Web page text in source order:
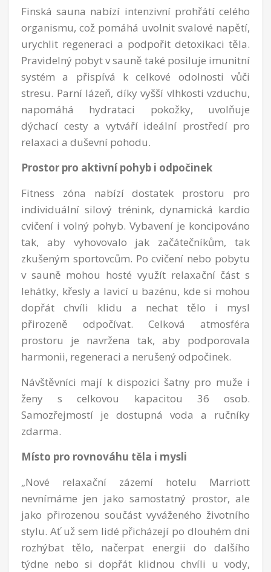
Finská sauna nabízí intenzivní prohřátí celého
organismu, což pomáhá uvolnit svalové napětí,
urychlit regeneraci a podpořit detoxikaci těla.
Pravidelný pobyt v sauně také posiluje imunitní
systém a přispívá k celkové odolnosti vůči
stresu. Parní lázeň, díky vyšší vlhkosti vzduchu,
napomáhá hydrataci pokožky, uvolňuje
dýchací cesty a vytváří ideální prostředí pro
relaxaci a duševní pohodu.
Prostor pro aktivní pohyb i odpočinek
Fitness zóna nabízí dostatek prostoru pro
individuální silový trénink, dynamická kardio
cvičení i volný pohyb. Vybavení je koncipováno
tak, aby vyhovovalo jak začátečníkům, tak
zkušeným sportovcům. Po cvičení nebo pobytu
v sauně mohou hosté využít relaxační část s
lehátky, křesly a lavicí u bazénu, kde si mohou
dopřát chvíli klidu a nechat tělo i mysl
přirozeně odpočívat. Celková atmosféra
prostoru je navržena tak, aby podporovala
harmonii, regeneraci a nerušený odpočinek.
Návštěvníci mají k dispozici šatny pro muže i
ženy s celkovou kapacitou 36 osob.
Samozřejmostí je dostupná voda a ručníky
zdarma.
Místo pro rovnováhu těla i mysli
„Nové relaxační zázemí hotelu Marriott
nevnímáme jen jako samostatný prostor, ale
jako přirozenou součást vyváženého životního
stylu. Ať už sem lidé přicházejí po dlouhém dni
rozhýbat tělo, načerpat energii do dalšího
týdne nebo si dopřát klidnou chvíli u vody,